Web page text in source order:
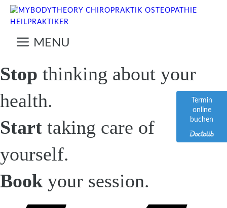
Termin
online
buchen
Zum
Inhalt
springen
MENU
Stop thinking about your
health.
Start taking care of
yourself.
Book your session.